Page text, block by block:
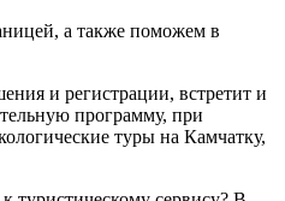
а также поможем в
и регистрации, встретит и
программу, при
туры на Камчатку,